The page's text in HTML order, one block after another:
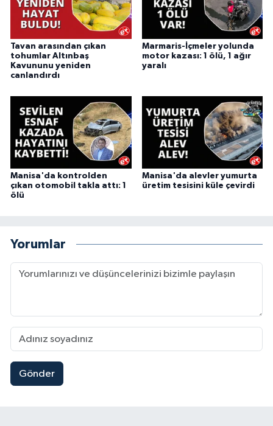
Tavan arasından çıkan
tohumlar Altınbaş
Kavununu yeniden
canlandırdı
Marmaris-İçmeler yolunda
motor kazası: 1 ölü, 1 ağır
yaralı
Manisa'da kontrolden
çıkan otomobil takla attı: 1
ölü
Manisa'da alevler yumurta
üretim tesisini küle çevirdi
Yorumlar
Gönder